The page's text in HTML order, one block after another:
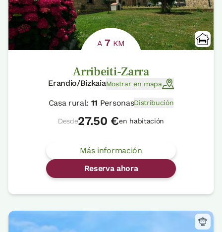
A7 KM
Arribeiti-Zarra
Erandio/BizkaiaMostrar en mapa
Casa rural: 11 PersonasDistribución
Desde27.50 €en habitación
Más información
Reserva ahora